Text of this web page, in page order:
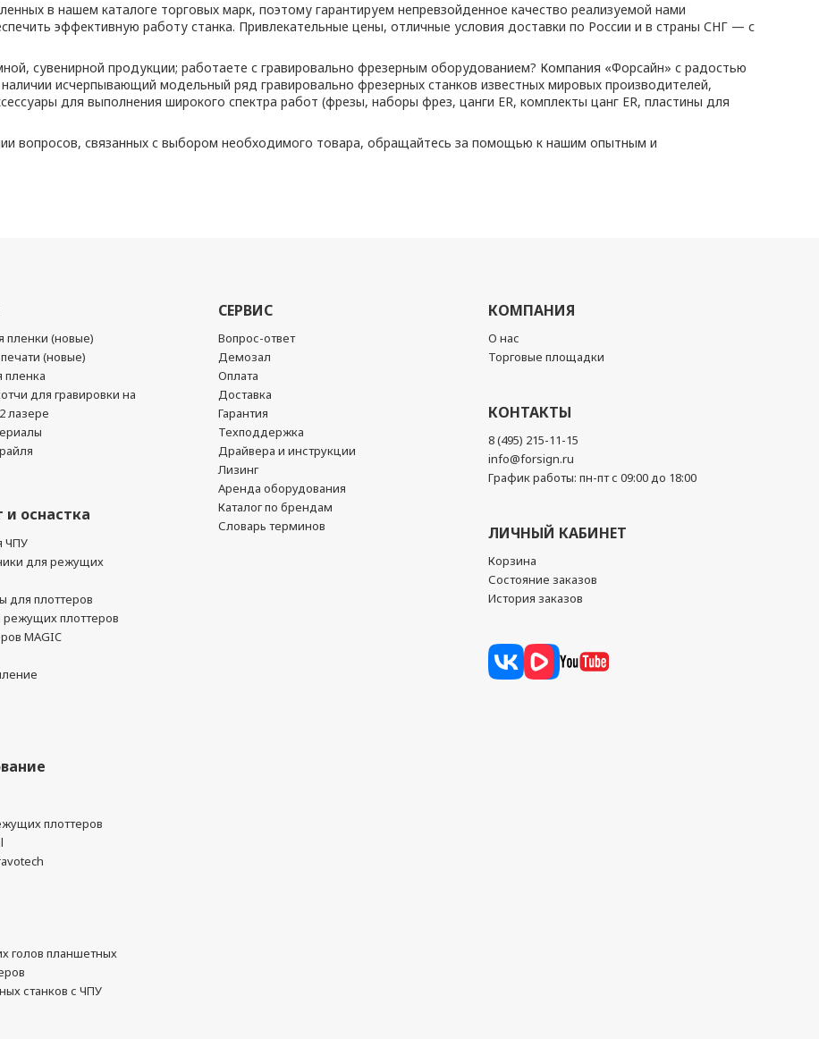
в нашем каталоге торговых марк, поэтому гарантируем непревзойденное качество реализуемой нами
эффективную работу станка. Привлекательные цены, отличные условия доставки по России и в страны СНГ — с
сувенирной продукции; работаете с гравировально фрезерным оборудованием? Компания «Форсайн» с радостью
исчерпывающий модельный ряд гравировально фрезерных станков известных мировых производителей,
для выполнения широкого спектра работ (фрезы, наборы фрез, цанги ER, комплекты цанг ER, пластины для
вопросов, связанных с выбором необходимого товара, обращайтесь за помощью к нашим опытным и
(новые)
(новые)
для гравировки на
лазере
оснастка
ЧПУ
для режущих
для плоттеров
режущих плоттеров
MAGIC
плоттеров
голов планшетных
станков с ЧПУ
СЕРВИС
Вопрос-ответ
Демозал
Оплата
Доставка
Гарантия
Техподдержка
Драйвера и инструкции
Лизинг
Аренда оборудования
Каталог по брендам
Словарь терминов
КОМПАНИЯ
О нас
Торговые площадки
КОНТАКТЫ
8 (495) 215-11-15
info@forsign.ru
График работы: пн-пт с 09:00 до 18:00
ЛИЧНЫЙ КАБИНЕТ
Корзина
Состояние заказов
История заказов